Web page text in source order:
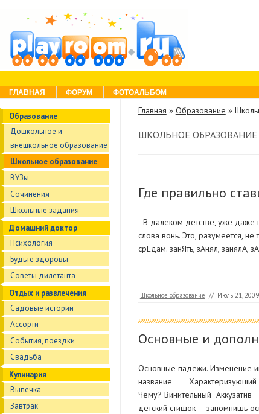
Menu
Skip to content
ГЛАВНАЯ ФОРУМ ФОТОАЛЬБОМ
Образование
Дошкольное и
внешкольное образование
Школьное образование
ВУЗы
Сочинения
Школьные задания
Домашний доктор
Психология
Будьте здоровы
Советы дилетанта
Отдых и развлечения
Садовые истории
Ассорти
События, поездки
Свадьба
Кулинария
Выпечка
Завтрак
Главная » Образование »
ШКОЛЬНОЕ ОБРАЗОВАНИЕ
Где правильно
В далеком детстве, уже даже
слова вонь. Это, разумеется,
срЕдам. занЯть, зАнял, занялА,
Школьное образование // Июль 21, 2009
Основные и
Основные падежи. Изменение
название Характеризующий
Чему? Винительный
детский стишок — запомнишь